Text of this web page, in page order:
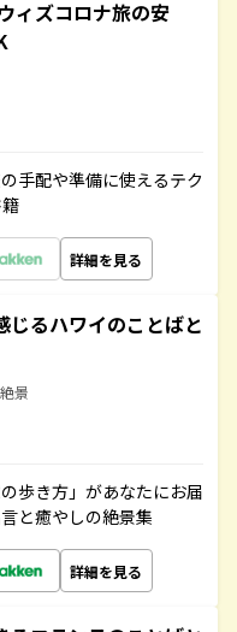
ィズコロナ旅の安
手配や準備に使えるテク
詳細を見る
じるハワイのことばと
景
歩き方」があなたにお届
と癒やしの絶景集
詳細を見る